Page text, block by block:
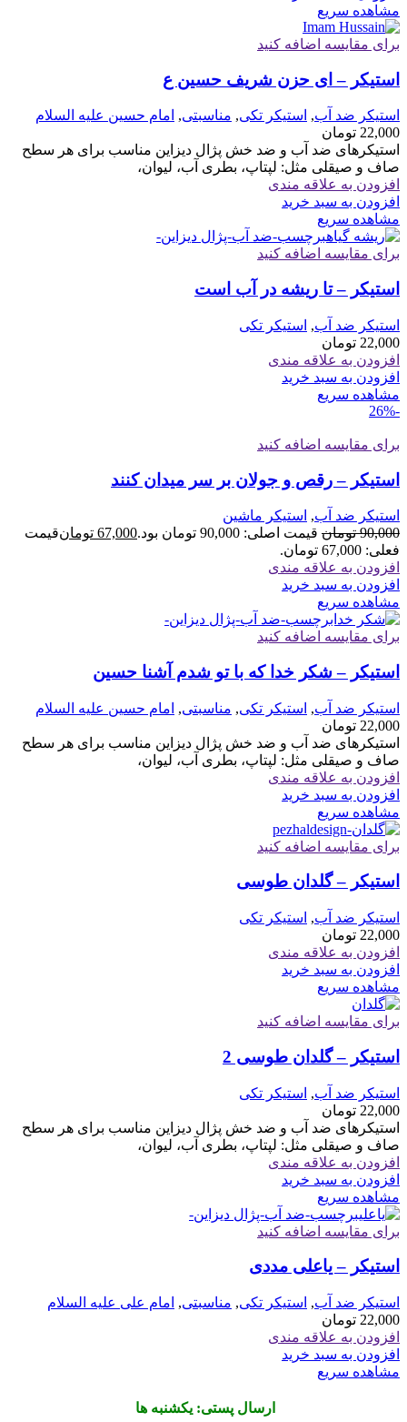
مشاهده سریع
برای مقایسه اضافه کنید
استیکر – ای حزن شریف حسین ع
استیکر ضد آب, استیکر تکی, مناسبتی, امام حسین علیه السلام
22,000 تومان
استیکرهای ضد آب و ضد خش پژال دیزاین مناسب برای هر سطح
صاف و صیقلی مثل: لپتاپ، بطری آب، لیوان،
افزودن به علاقه مندی
افزودن به سبد خرید
مشاهده سریع
برای مقایسه اضافه کنید
استیکر – تا ریشه در آب است
استیکر ضد آب, استیکر تکی
22,000 تومان
افزودن به علاقه مندی
افزودن به سبد خرید
مشاهده سریع
-26%
برای مقایسه اضافه کنید
استیکر – رقص و جولان بر سر میدان کنند
استیکر ضد آب, استیکر ماشین
90,000 تومان قیمت اصلی: 90,000 تومان بود. 67,000 تومانقیمت
فعلی: 67,000 تومان.
افزودن به علاقه مندی
افزودن به سبد خرید
مشاهده سریع
برای مقایسه اضافه کنید
استیکر – شکر خدا که با تو شدم آشنا حسین
استیکر ضد آب, استیکر تکی, مناسبتی, امام حسین علیه السلام
22,000 تومان
استیکرهای ضد آب و ضد خش پژال دیزاین مناسب برای هر سطح
صاف و صیقلی مثل: لپتاپ، بطری آب، لیوان،
افزودن به علاقه مندی
افزودن به سبد خرید
مشاهده سریع
برای مقایسه اضافه کنید
استیکر – گلدان طوسی
استیکر ضد آب, استیکر تکی
22,000 تومان
افزودن به علاقه مندی
افزودن به سبد خرید
مشاهده سریع
برای مقایسه اضافه کنید
استیکر – گلدان طوسی 2
استیکر ضد آب, استیکر تکی
22,000 تومان
استیکرهای ضد آب و ضد خش پژال دیزاین مناسب برای هر سطح
صاف و صیقلی مثل: لپتاپ، بطری آب، لیوان،
افزودن به علاقه مندی
افزودن به سبد خرید
مشاهده سریع
برای مقایسه اضافه کنید
استیکر – یاعلی مددی
استیکر ضد آب, استیکر تکی, مناسبتی, امام علی علیه السلام
22,000 تومان
افزودن به علاقه مندی
افزودن به سبد خرید
مشاهده سریع
ارسال پستی: یکشنبه ها